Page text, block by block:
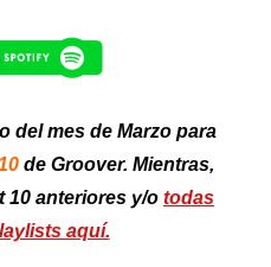
del mes de Marzo para
de Groover. Mientras,
10 anteriores y/o todas
aquí.